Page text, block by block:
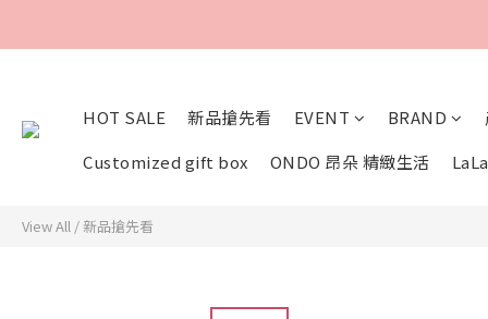
HOT SALE 新品搶先看 EVENT BRAND
Customized gift box
ONDO 昂朵 精緻生活
View All /新品搶先看